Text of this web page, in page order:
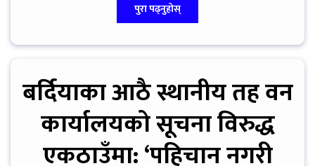
पुरा पढ्नुहोस्
बर्दियाका आठै स्थानीय तह वन
कार्यालयको सूचना विरुद्ध
एकठाउँमा: ‘पहिचान नगरी